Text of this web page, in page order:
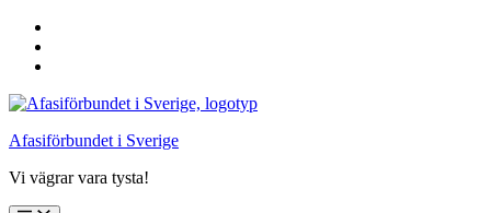
sidfoten
Afasiförbundet i Sverige
Vi vägrar vara tysta!